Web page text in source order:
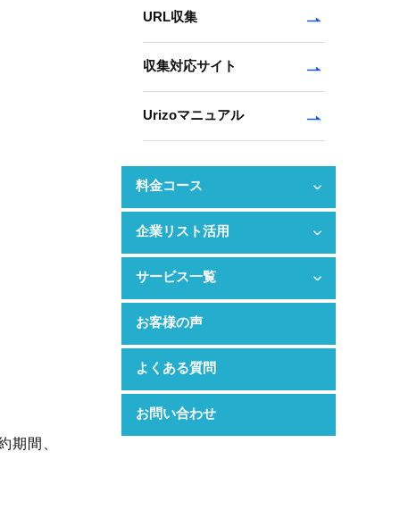
期間、
URL収集
収集対応サイト
Urizoマニュアル
料金コース
企業リスト活用
サービス一覧
お客様の声
よくある質問
お問い合わせ